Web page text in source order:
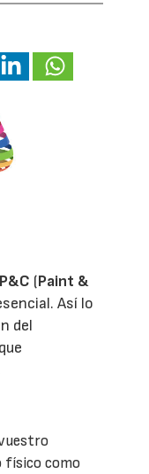
P&C (Paint &
Así lo
del
como